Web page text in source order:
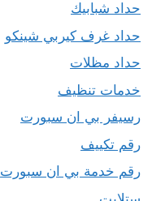
حداد شبابيك
حداد غرف كيربي شينكو
حداد مظلات
خدمات تنظيف
رسيفر بي ان سبورت
رقم تكييف
رقم خدمة بي ان سبورت